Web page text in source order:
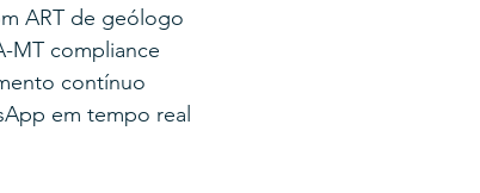
ART de geólogo
MT compliance
contínuo
em tempo real